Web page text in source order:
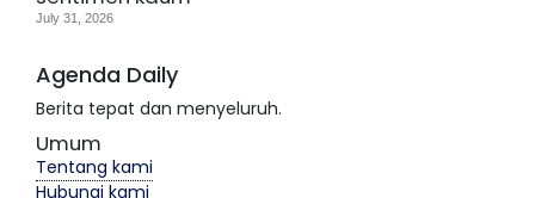
July 31, 2026
Agenda Daily
Berita tepat dan menyeluruh.
Umum
Tentang kami
Hubungi kami